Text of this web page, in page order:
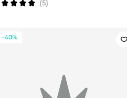
(5)
−40%